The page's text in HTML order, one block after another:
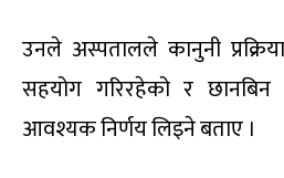
उनले अस्पतालले कानुनी
सहयोग गरिरहेको र छानबिन
आवश्यक निर्णय लिइने बताए ।